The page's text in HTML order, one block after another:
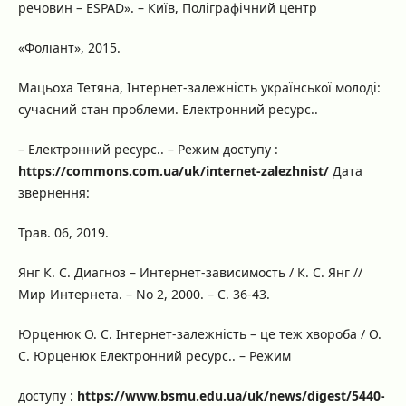
речовин – ESPAD». – Київ, Поліграфічний центр
«Фоліант», 2015.
Мацьоха Тетяна, Інтернет-залежність української молоді:
сучасний стан проблеми. Електронний ресурс..
– Електронний ресурс.. – Режим доступу :
https://commons.com.ua/uk/internet-zalezhnist/Дата
звернення:
Трав. 06, 2019.
Янг К. С. Диагноз – Интернет-зависимость / К. С. Янг //
Мир Интернета. – No 2, 2000. – С. 36-43.
Юрценюк О. С. Інтернет-залежність – це теж хвороба / О.
С. Юрценюк Електронний ресурс.. – Режим
доступу : https://www.bsmu.еdu.ua/uk/nеws/digеst/5440-